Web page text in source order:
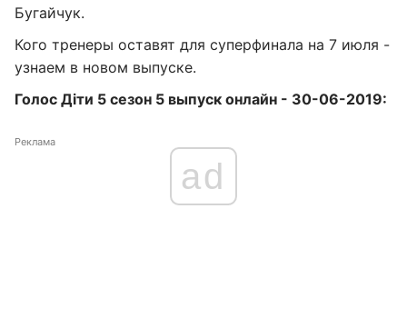
Бугайчук.
Кого тренеры оставят для суперфинала на 7 июля -
узнаем в новом выпуске.
Голос Діти 5 сезон 5 выпуск онлайн - 30-06-2019:
Реклама
ad